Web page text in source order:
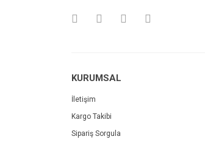
KURUMSAL
İletişim
Kargo Takibi
Sipariş Sorgula